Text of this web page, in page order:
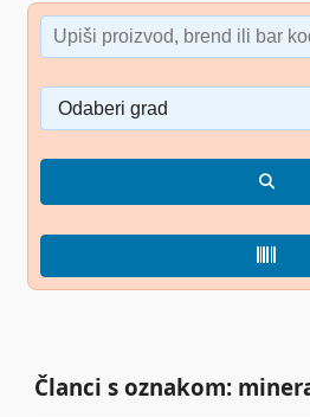
Članci s oznakom: